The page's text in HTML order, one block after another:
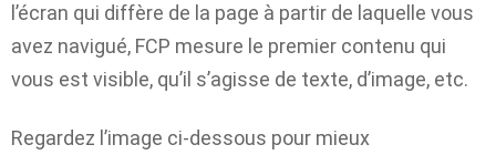
l’écran qui diffère de la page à partir de laquelle vous
avez navigué, FCP mesure le premier contenu qui
vous est visible, qu’il s’agisse de texte, d’image, etc.
Regardez l’image ci-dessous pour mieux